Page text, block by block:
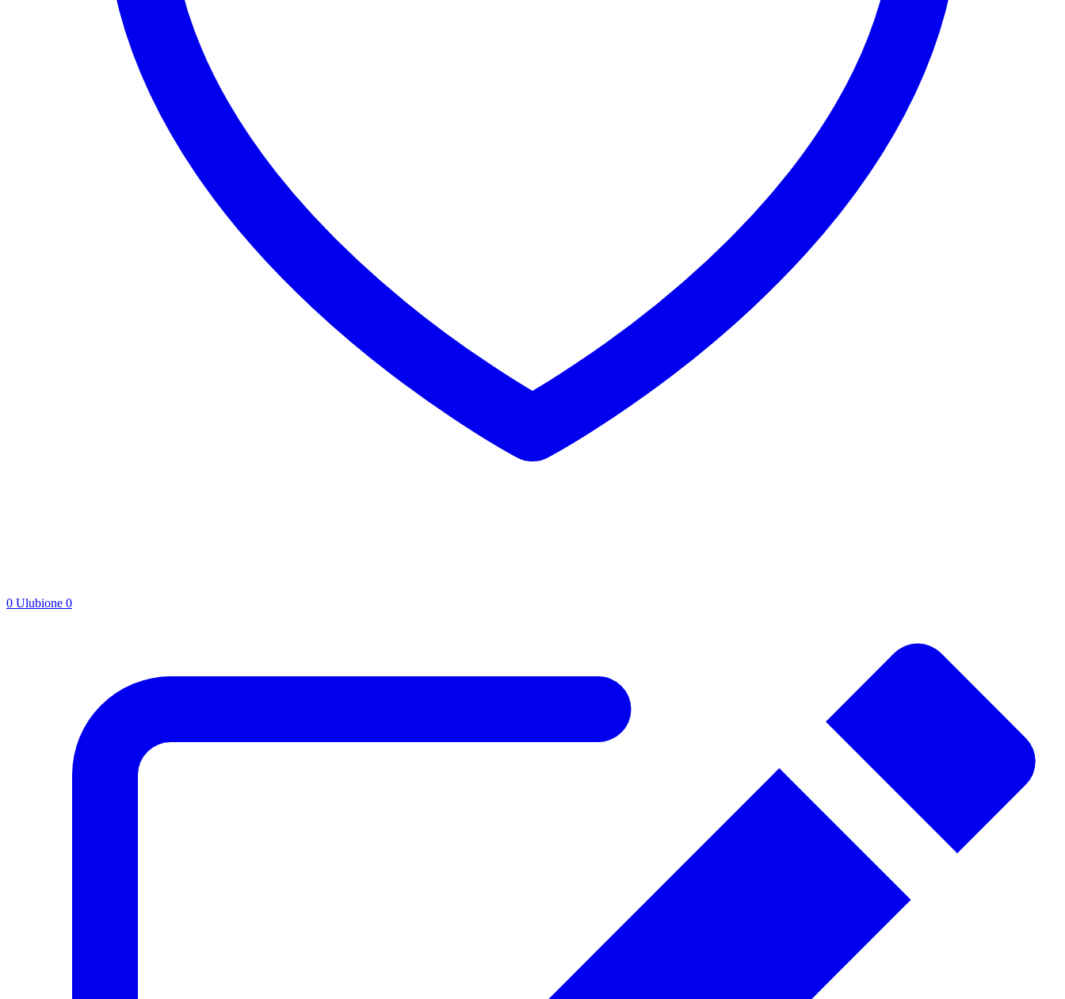
0 Ulubione 0